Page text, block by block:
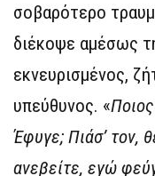
σοβαρότερο
διέκοψε αμέσως
εκνευρισμένος,
υπεύθυνος. «
Έφυγε; Πιάσ’ τον,
ανεβείτε, εγώ